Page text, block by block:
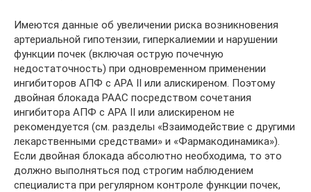
Имеются данные об увеличении риска возникновения
артериальной гипотензии, гиперкалиемии и нарушении
функции почек (включая острую почечную
недостаточность) при одновременном применении
ингибиторов АПФ с АРА II или алискиреном. Поэтому
двойная блокада РААС посредством сочетания
ингибитора АПФ с АРА II или алискиреном не
рекомендуется (см. разделы «Взаимодействие с другими
лекарственными средствами» и «Фармакодинамика»).
Если двойная блокада абсолютно необходима, то это
должно выполняться под строгим наблюдением
специалиста при регулярном контроле функции почек,